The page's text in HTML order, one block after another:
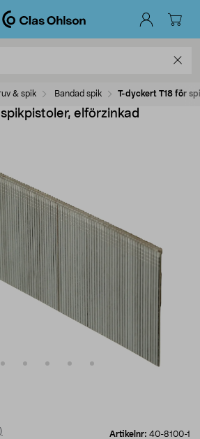
& spik Bandad spik T-dyckert T18 för
elförzinkad
Artikelnr: 40-8100-1